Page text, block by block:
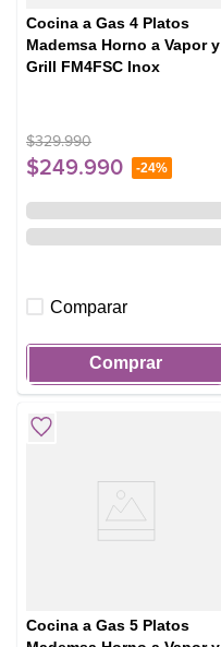
Cocina a Gas 4 Platos
Mademsa Horno a Vapor y
Grill FM4FSC Inox
$329.990
$249.990 -24%
Comparar
Comprar
Cocina a Gas 5 Platos